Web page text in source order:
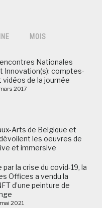
MOIS
Nationales
Innovation(s): comptes-
vidéos de la journée
2017
Arts de Belgique et
les oeuvres de
et immersive
par la crise du covid-19, la
Offices a vendu la
d’une peinture de
2021